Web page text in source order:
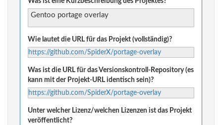
Gentoo portage overlay
Wie lautet die URL für das Projekt (vollständig)?
https://github.com/SpiderX/portage-overlay
Was ist die URL für das Versionskontroll-Repository (es
kann mit der Projekt-URL identisch sein)?
https://github.com/SpiderX/portage-overlay
Unter welcher Lizenz/welchen Lizenzen ist das Projekt
veröffentlicht?